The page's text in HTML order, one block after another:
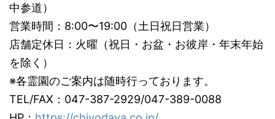
中参道）
営業時間：8:00〜19:00（土日祝日営業）
店舗定休日：火曜（祝日・お盆・お彼岸・年末年始
を除く）
※各霊園のご案内は随時行っております。
TEL/FAX：047-387-2929/047-389-0088